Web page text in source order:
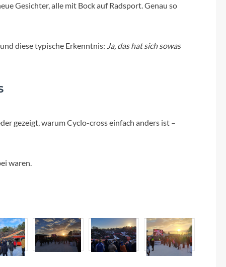
Thule
Zefal
Gesichter, alle mit Bock auf Radsport. Genau so
diese typische Erkenntnis: Ja, das hat sich sowas
gezeigt, warum Cyclo-cross einfach anders ist –
waren.